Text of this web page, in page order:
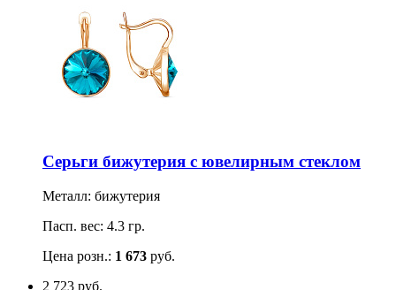
Серьги бижутерия с ювелирным стеклом
Металл: бижутерия
Пасп. вес: 4.3 гр.
Цена розн.: 1 673 руб.
2 723 руб.